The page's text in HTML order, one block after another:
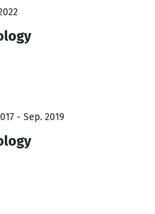
- Sep. 2019